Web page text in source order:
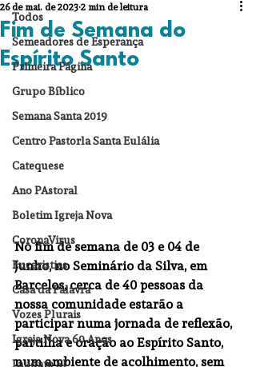
Todos
Semeadores de Esperança
Primeira Página
Grupo Bíblico
Semana Santa 2019
Centro Pastorla Santa Eulália
Catequese
Ano PAstoral
Boletim Igreja Nova
CoronaVirus
Eucaristias
Casa da Palavra
Vozes Plurais
Igreja Nova 60 Anos
Laudato SI
Fim de Semana do
Espírito Santo
26 de mai. de 2023 2 min de leitura
No fim de semana de 03 e 04 de
junho, no Seminário da Silva, em
Barcelos, cerca de 40 pessoas da
nossa comunidade estarão a
participar numa jornada de reflexão,
partilha e oração ao Espírito Santo,
num ambiente de acolhimento, sem